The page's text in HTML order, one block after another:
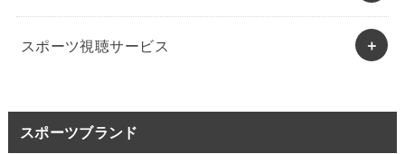
スポーツ視聴サービス
スポーツブランド